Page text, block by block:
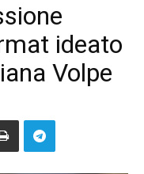
ideato
Volpe